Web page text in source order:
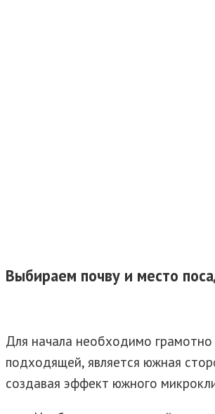
Выбираем почву и место
Для начала необходимо
подходящей, является южная
создавая эффект южного